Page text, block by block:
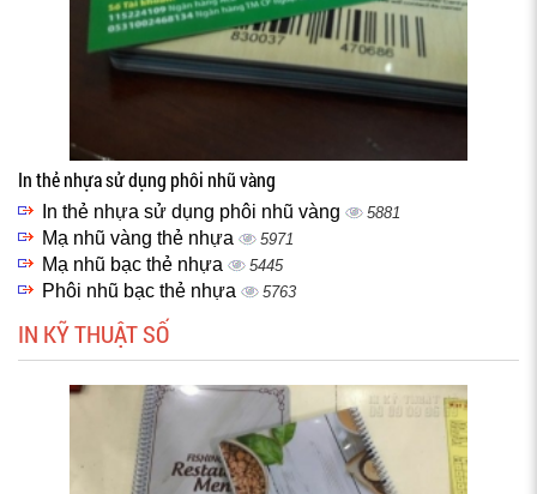
In thẻ nhựa sử dụng phôi nhũ vàng
In thẻ nhựa sử dụng phôi nhũ vàng 5881
Mạ nhũ vàng thẻ nhựa 5971
Mạ nhũ bạc thẻ nhựa 5445
Phôi nhũ bạc thẻ nhựa 5763
IN KỸ THUẬT SỐ